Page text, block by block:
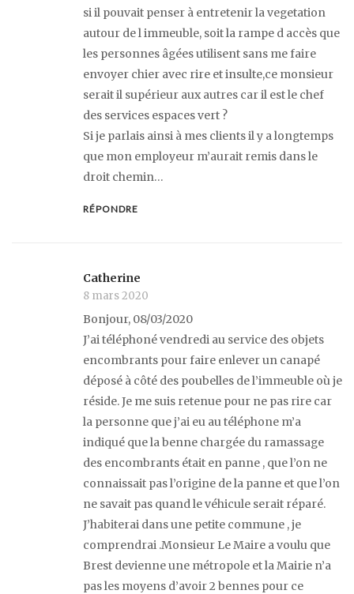
si il pouvait penser à entretenir la vegetation
autour de l immeuble, soit la rampe d accès que
les personnes âgées utilisent sans me faire
envoyer chier avec rire et insulte,ce monsieur
serait il supérieur aux autres car il est le chef
des services espaces vert ?
Si je parlais ainsi à mes clients il y a longtemps
que mon employeur m’aurait remis dans le
droit chemin…
RÉPONDRE
Catherine
8 mars 2020
Bonjour, 08/03/2020
J’ai téléphoné vendredi au service des objets
encombrants pour faire enlever un canapé
déposé à côté des poubelles de l’immeuble où je
réside. Je me suis retenue pour ne pas rire car
la personne que j’ai eu au téléphone m’a
indiqué que la benne chargée du ramassage
des encombrants était en panne , que l’on ne
connaissait pas l’origine de la panne et que l’on
ne savait pas quand le véhicule serait réparé.
J’habiterai dans une petite commune , je
comprendrai .Monsieur Le Maire a voulu que
Brest devienne une métropole et la Mairie n’a
pas les moyens d’avoir 2 bennes pour ce